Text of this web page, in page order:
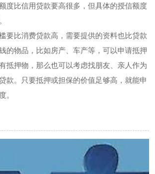
度比信用贷款要高很多，但具体的授信额度
要比消费贷款高，需要提供的资料也比贷款
的物品，比如房产、车产等，可以申请抵押
抵押物，那么也可以考虑找朋友、亲人作为
款。只要抵押或担保的价值足够高，就能申
。